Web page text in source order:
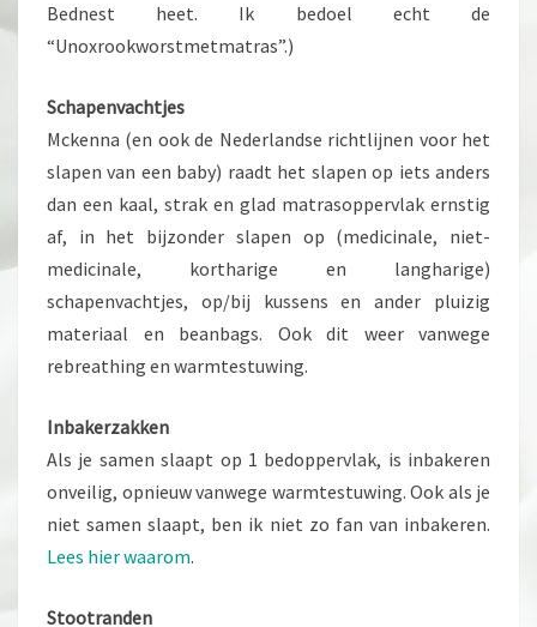
Bednest heet. Ik bedoel echt de
“Unoxrookworstmetmatras”.)
Schapenvachtjes
Mckenna (en ook de Nederlandse richtlijnen voor het
slapen van een baby) raadt het slapen op iets anders
dan een kaal, strak en glad matrasoppervlak ernstig
af, in het bijzonder slapen op (medicinale, niet-
medicinale, kortharige en langharige)
schapenvachtjes, op/bij kussens en ander pluizig
materiaal en beanbags. Ook dit weer vanwege
rebreathing en warmtestuwing.
Inbakerzakken
Als je samen slaapt op 1 bedoppervlak, is inbakeren
onveilig, opnieuw vanwege warmtestuwing. Ook als je
niet samen slaapt, ben ik niet zo fan van inbakeren.
Lees hier waarom.
Stootranden